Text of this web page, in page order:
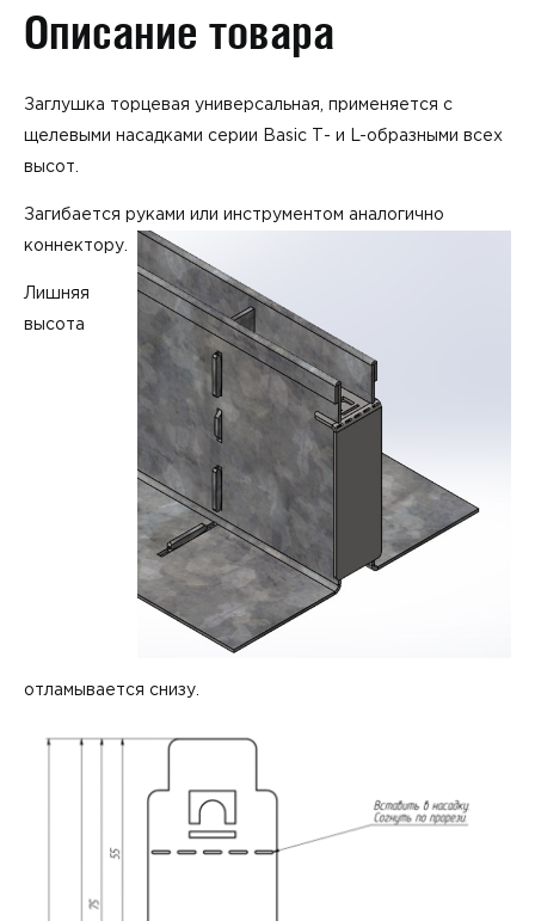
Описание товара
Заглушка торцевая универсальная, применяется с
щелевыми насадками серии Basic Т- и L-образными всех
высот.
Загибается руками или инструментом аналогично
коннектору.
Лишняя
высота
отламывается снизу.